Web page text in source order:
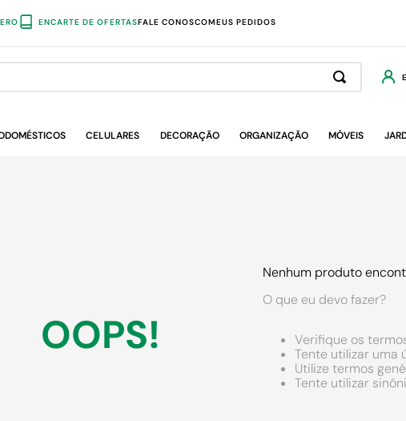
ENCARTE DE OFERTASFALE CONOSCOMEUS PEDIDOS
CELULARES DECORAÇÃO ORGANIZAÇÃO MÓVEIS
OOPS!
Nenhum produto
O que eu devo fazer?
Verifique os
Tente utilizar uma
Utilize termos
Tente utilizar